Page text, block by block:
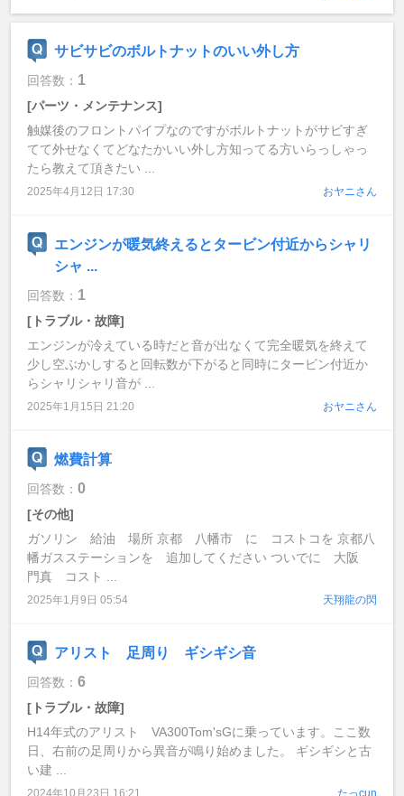
サビサビのボルトナットのいい外し方
回答数： 1
[パーツ・メンテナンス]
触媒後のフロントパイプなのですがボルトナットがサビすぎ
てて外せなくてどなたかいい外し方知ってる方いらっしゃっ
たら教えて頂きたい ...
2025年4月12日 17:30 おヤニさん
エンジンが暖気終えるとタービン付近からシャリ
シャ ...
回答数： 1
[トラブル・故障]
エンジンが冷えている時だと音が出なくて完全暖気を終えて
少し空ぶかしすると回転数が下がると同時にタービン付近か
らシャリシャリ音が ...
2025年1月15日 21:20 おヤニさん
燃費計算
回答数： 0
[その他]
ガソリン 給油 場所 京都 八幡市 に コストコを 京都八
幡ガスステーションを 追加してください ついでに 大阪
門真 コスト ...
2025年1月9日 05:54 天翔龍の閃
アリスト 足周り ギシギシ音
回答数： 6
[トラブル・故障]
H14年式のアリスト VA300Tom'sGに乗っています。ここ数
日、右前の足周りから異音が鳴り始めました。 ギシギシと古
い建 ...
2024年10月23日 16:21 たっcun